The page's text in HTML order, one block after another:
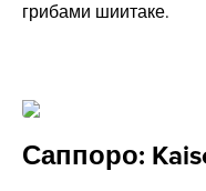
грибами шиитаке.
Саппоро: